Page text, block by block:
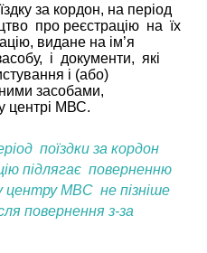
за кордон, на період
про реєстрацію на їх
видане на ім’я
і документи, які
і (або)
засобами,
центрі МВС.
поїздки за кордон
підлягає поверненню
центру МВС не пізніше
повернення з-за